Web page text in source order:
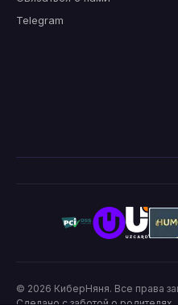
Telegram
© 2026 КиберНяня. Все права